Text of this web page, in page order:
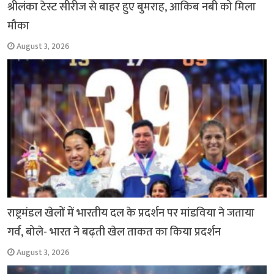
श्रीलंका टेस्ट सीरीज से बाहर हुए बुमराह, आकिब नबी को मिला
मौका
August 3, 2026
राष्ट्रमंडल खेलों में भारतीय दल के प्रदर्शन पर मांडविया ने जताया
गर्व, बोले- भारत ने बढ़ती खेल ताकत का किया प्रदर्शन
August 3, 2026